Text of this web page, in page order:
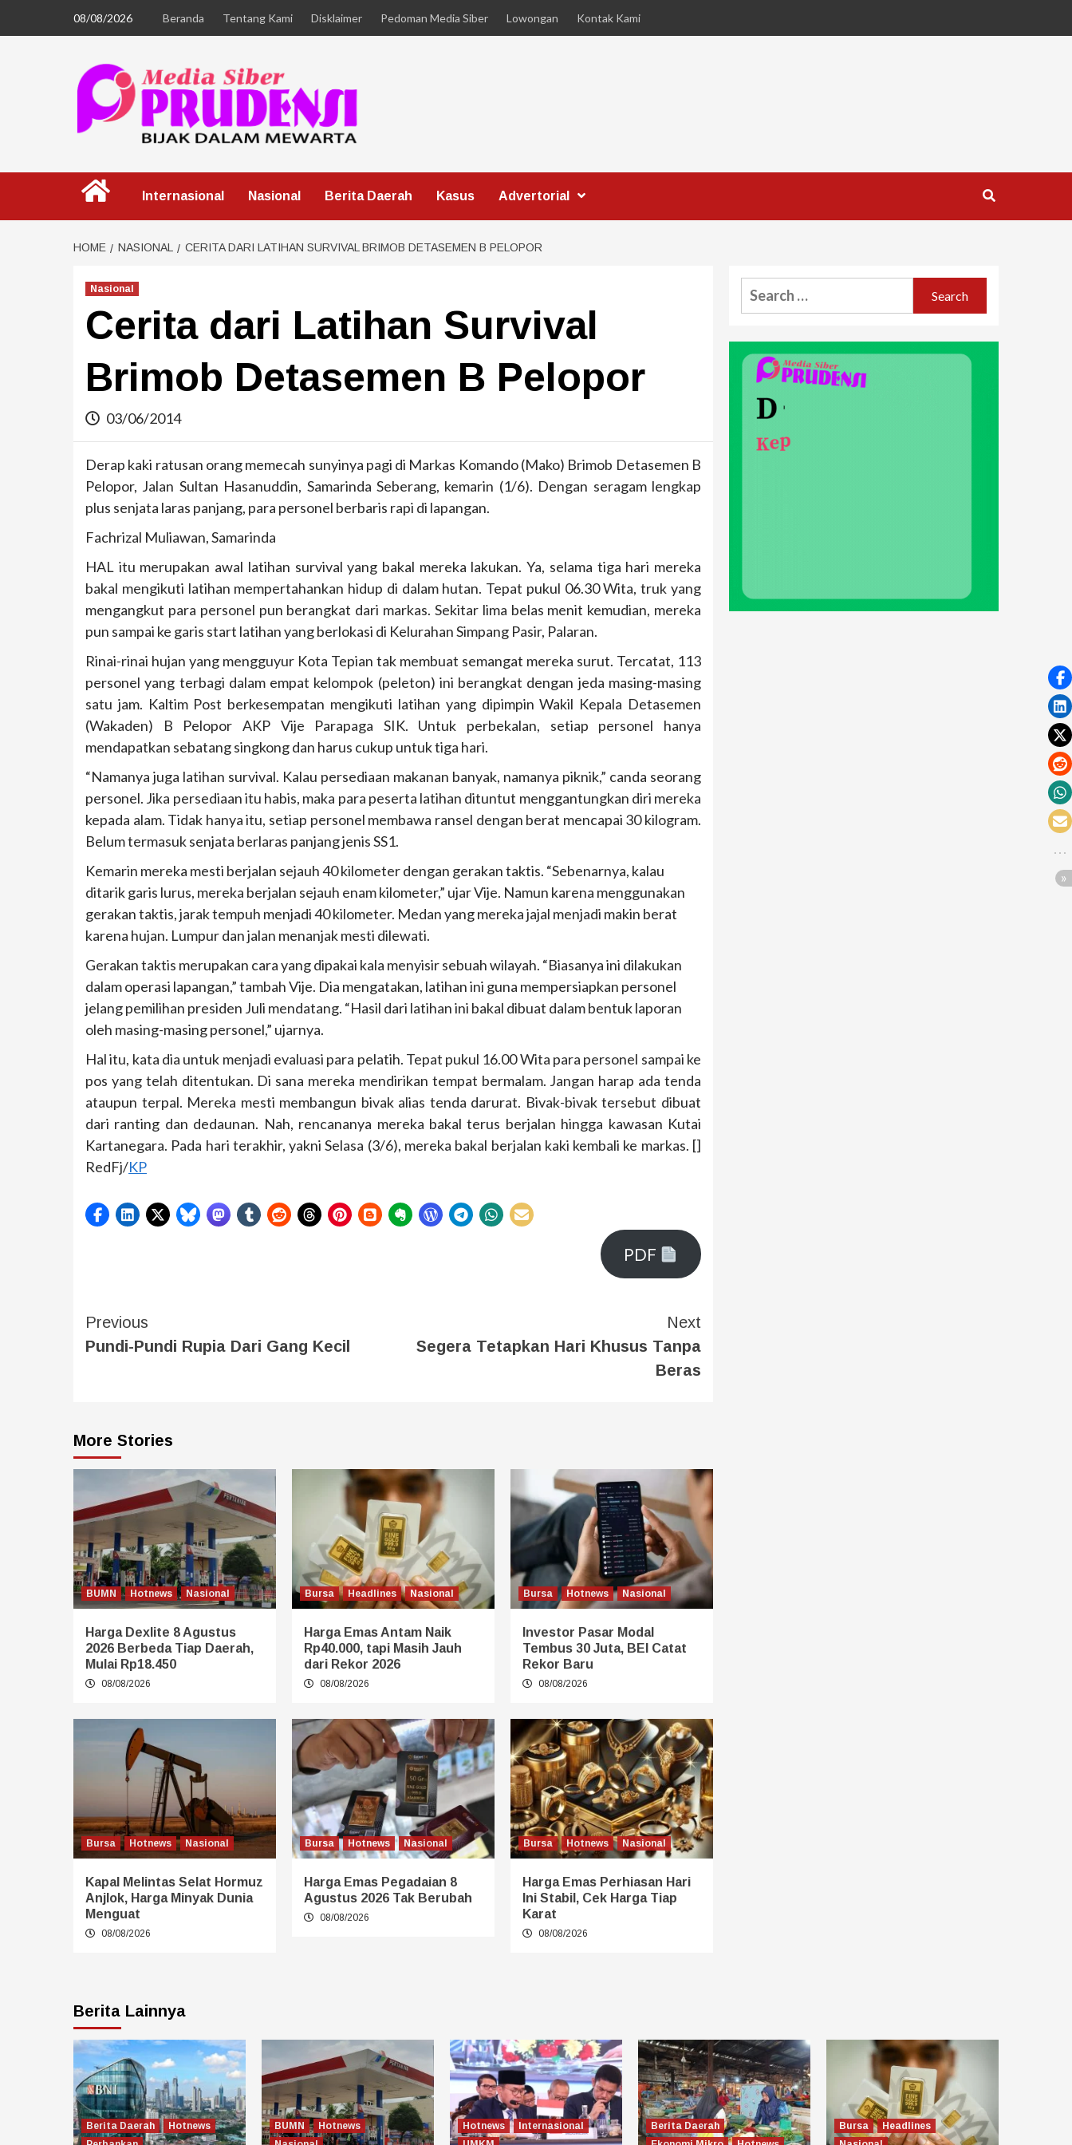
08/08/2026 Beranda Tentang Kami Disklaimer Pedoman Media Siber Lowongan Kontak Kami
Internasional Nasional Berita Daerah Kasus Advertorial
HOME NASIONAL CERITA DARI LATIHAN SURVIVAL BRIMOB DETASEMEN B PELOPOR
Nasional
Cerita dari Latihan Survival
Brimob Detasemen B Pelopor
03/06/2014
Derap kaki ratusan orang memecah sunyinya pagi di Markas Komando (Mako) Brimob Detasemen B
Pelopor, Jalan Sultan Hasanuddin, Samarinda Seberang, kemarin (1/6). Dengan seragam lengkap
plus senjata laras panjang, para personel berbaris rapi di lapangan.
Fachrizal Muliawan, Samarinda
HAL itu merupakan awal latihan survival yang bakal mereka lakukan. Ya, selama tiga hari mereka
bakal mengikuti latihan mempertahankan hidup di dalam hutan. Tepat pukul 06.30 Wita, truk yang
mengangkut para personel pun berangkat dari markas. Sekitar lima belas menit kemudian, mereka
pun sampai ke garis start latihan yang berlokasi di Kelurahan Simpang Pasir, Palaran.
Rinai-rinai hujan yang mengguyur Kota Tepian tak membuat semangat mereka surut. Tercatat, 113
personel yang terbagi dalam empat kelompok (peleton) ini berangkat dengan jeda masing-masing
satu jam. Kaltim Post berkesempatan mengikuti latihan yang dipimpin Wakil Kepala Detasemen
(Wakaden) B Pelopor AKP Vije Parapaga SIK. Untuk perbekalan, setiap personel hanya
mendapatkan sebatang singkong dan harus cukup untuk tiga hari.
“Namanya juga latihan survival. Kalau persediaan makanan banyak, namanya piknik,” canda seorang
personel. Jika persediaan itu habis, maka para peserta latihan dituntut menggantungkan diri mereka
kepada alam. Tidak hanya itu, setiap personel membawa ransel dengan berat mencapai 30 kilogram.
Belum termasuk senjata berlaras panjang jenis SS1.
Kemarin mereka mesti berjalan sejauh 40 kilometer dengan gerakan taktis. “Sebenarnya, kalau
ditarik garis lurus, mereka berjalan sejauh enam kilometer,” ujar Vije. Namun karena menggunakan
gerakan taktis, jarak tempuh menjadi 40 kilometer. Medan yang mereka jajal menjadi makin berat
karena hujan. Lumpur dan jalan menanjak mesti dilewati.
Gerakan taktis merupakan cara yang dipakai kala menyisir sebuah wilayah. “Biasanya ini dilakukan
dalam operasi lapangan,” tambah Vije. Dia mengatakan, latihan ini guna mempersiapkan personel
jelang pemilihan presiden Juli mendatang. “Hasil dari latihan ini bakal dibuat dalam bentuk laporan
oleh masing-masing personel,” ujarnya.
Hal itu, kata dia untuk menjadi evaluasi para pelatih. Tepat pukul 16.00 Wita para personel sampai ke
pos yang telah ditentukan. Di sana mereka mendirikan tempat bermalam. Jangan harap ada tenda
ataupun terpal. Mereka mesti membangun bivak alias tenda darurat. Bivak-bivak tersebut dibuat
dari ranting dan dedaunan. Nah, rencananya mereka bakal terus berjalan hingga kawasan Kutai
Kartanegara. Pada hari terakhir, yakni Selasa (3/6), mereka bakal berjalan kaki kembali ke markas. []
RedFj/KP
PDF
Previous
Pundi-Pundi Rupia Dari Gang Kecil
Next
Segera Tetapkan Hari Khusus Tanpa
Beras
More Stories
BUMN Hotnews Nasional
Harga Dexlite 8 Agustus
2026 Berbeda Tiap Daerah,
Mulai Rp18.450
08/08/2026
Bursa Headlines Nasional
Harga Emas Antam Naik
Rp40.000, tapi Masih Jauh
dari Rekor 2026
08/08/2026
Bursa Hotnews Nasional
Investor Pasar Modal
Tembus 30 Juta, BEI Catat
Rekor Baru
08/08/2026
Bursa Hotnews Nasional
Kapal Melintas Selat Hormuz
Anjlok, Harga Minyak Dunia
Menguat
08/08/2026
Bursa Hotnews Nasional
Harga Emas Pegadaian 8
Agustus 2026 Tak Berubah
08/08/2026
Bursa Hotnews Nasional
Harga Emas Perhiasan Hari
Ini Stabil, Cek Harga Tiap
Karat
08/08/2026
Berita Lainnya
Berita Daerah
Hotnews
BUMN
Hotnews
Hotnews
Internasional
Berita Daerah
Bursa
Headlines